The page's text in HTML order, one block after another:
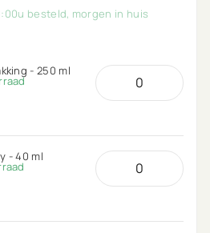
besteld, morgen in huis
- 250 ml
- 40 ml